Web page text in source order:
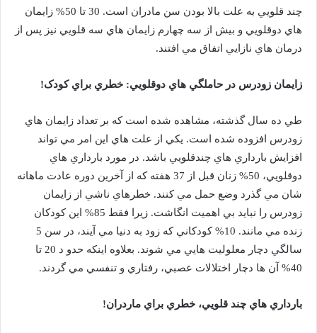
چند قلويي به علت بالا بودن سن مادران است. 30 تا 50% زايمان
هاي دوقلويي و بيش از سه چهارم زايمان هاي سه قلويي نيز پس از
درمان هاي نازايي اتفاق مي افتند.
زايمان زودرس در حاملگي هاي دوقلويي: خطري براي کودک!
طي ده سال گذشته، مشاهده شده است که بر تعداد زايمان هاي
زودرس افزوده شده است. يکي از علت هاي اين امر مي تواند
افزايش بارداري هاي چندقلويي باشد. در مورد بارداري هاي
دوقلويي، 50% زنان قبل از 37 هفته که از آخرين دوره عادت ماهانه
شان مي گذرد وضع حمل مي کنند. خطرهاي ناشي از زايمان
زودرس را نبايد بي اهميت انگاشت. زيرا فقط 85% اين کودکان
زنده مي مانند. 10% کودکاني که زود به دنيا مي آيند، در سن 5
سالگي دچار معلوليت هايي مي شوند. بعلاوه اينکه حدو د 20 تا
40% آن ها دچار اختلالات عصبي، رفتاري و تنفسي مي گردند.
بارداري هاي چند قلويي، خطري براي ماردران!